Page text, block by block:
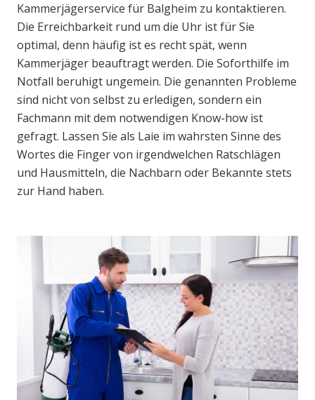
Kammerjägerservice für Balgheim zu kontaktieren.
Die Erreichbarkeit rund um die Uhr ist für Sie
optimal, denn häufig ist es recht spät, wenn
Kammerjäger beauftragt werden. Die Soforthilfe im
Notfall beruhigt ungemein. Die genannten Probleme
sind nicht von selbst zu erledigen, sondern ein
Fachmann mit dem notwendigen Know-how ist
gefragt. Lassen Sie als Laie im wahrsten Sinne des
Wortes die Finger von irgendwelchen Ratschlägen
und Hausmitteln, die Nachbarn oder Bekannte stets
zur Hand haben.